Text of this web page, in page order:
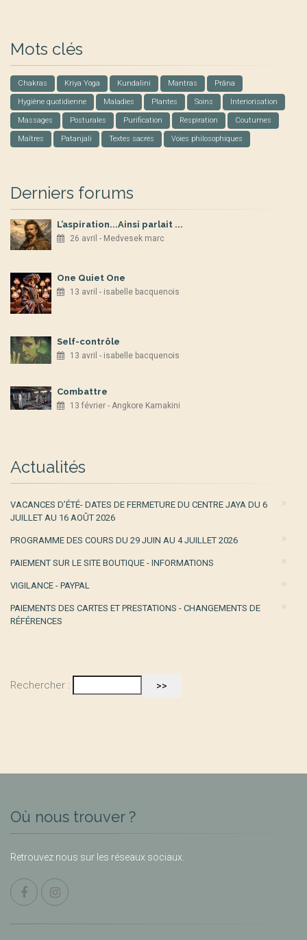
Mots clés
Chakras Kriya Yoga Kundalini Mantras Prâna
Hygiène quotidienne Maladies Plantes Soins Interiorisation
Massages Posturales Purification Respiration Coutumes
Maîtres Patanjali Textes sacrés Voies philosophiques
Derniers forums
L’aspiration...Ainsi parlait ...
26 avril - Medvesek marc
One Quiet One
13 avril - isabelle bacquenois
Self-contrôle
13 avril - isabelle bacquenois
Combattre
13 février - Angkore Kamakini
Actualités
VACANCES D’ÉTÉ- DATES DE FERMETURE DU CENTRE JAYA DU 6
JUILLET AU 16 AOÛT 2026
PROGRAMME DES COURS DU 29 JUIN AU 4 JUILLET 2026
PAIEMENT SUR LE SITE BOUTIQUE - INFORMATIONS
VIGILANCE - PAYPAL
PAIEMENTS DES CARTES ET PRESTATIONS - CHANGEMENTS DE
RÉFÉRENCES
Rechercher :
Où nous trouver ?
Retrouvez nous sur les réseaux sociaux.